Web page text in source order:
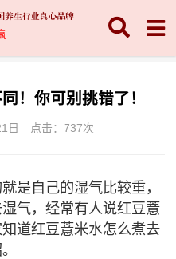
！你可别挑错了！
日 点击： 737次
是自己的湿气比较重，
气，经常有人说红豆薏
道红豆薏米水怎么煮去